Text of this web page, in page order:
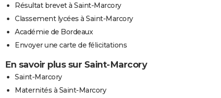
Résultat brevet à Saint-Marcory
Classement lycées à Saint-Marcory
Académie de Bordeaux
Envoyer une carte de félicitations
En savoir plus sur Saint-Marcory
Saint-Marcory
Maternités à Saint-Marcory